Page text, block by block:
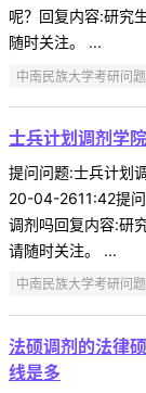
呢？回复内容:研究
随时关注。 ...
中南民族大学考研问题
士兵计划调剂学
提问问题:士兵计划
20-04-2611:42提
调剂吗回复内容:研
请随时关注。 ...
中南民族大学考研问题
法硕调剂的法律
线是多